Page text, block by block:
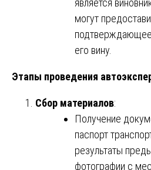
является
могут
его вину.
Этапы проведения
Сбор материалов:
Получение
паспорт
результаты
фотографии с